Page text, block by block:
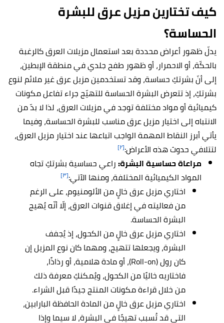
كيف تختارين مزيل عرق للبشرة
الحساسة؟
يدلّ ظهور أعراض محددة بعد استعمال مزيلات العرق كالرغبة
بالحكّة، أو الاحمرار، أو ظهور طفح جلدي في منطقة الإبطين،
إلى أنّ بشرتكِ حساسة، وقد تستخدمين مزيل عرق غير ملائم لنوع
بشرتكِ، إذ تتعرض البشرة الحساسة للتهيّج جراء تفاعل مكونات
كيميائية أو مواد مختلفة توجد في مزيلات العرق، لذا لا بدّ من
الانتباه إلى اختيار مزيل عرق مناسب للبشرة الحساسة، وفيما
يأتي أبرز النقاط المهمة الواجب اتباعها عند اختيار مزيل العرق،
لتتلافي حدوث هذه الأعراض:[٢]
مراعاة حساسية البشرة:راعي حساسية بشرتكِ تجاه
المواد الكيميائية المختلفة، ومنها الآتي:[٣]
اختاري مزيل عرق خالٍ من الألومنيوم، على الرغم
من فعاليته في إغلاق قنوات العرق، إلّا أنّه يُهيج
البشرة الحساسة.
اختاري مزيل عرق خالٍ من الكحول، إذ يُجفف
البشرة، ويجعلها تتهيج، ومهما كان نوع المزيل إن
كان رول (Roll-on)، أو مادة هلامية، أو رذاذًا،
فاختاريه خاليًا من الكحول، ويُمكنكِ معرفة ذلك
من خلال قراءة مكونات المنتج جيدًا قبل الشراء.
اختاري مزيل عرق خالٍ من المادة الحافظة البارابين،
التي قد تُسبب تهيجًا في البشرة، لا سيما وإذا